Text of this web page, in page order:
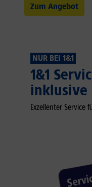
Zum Angebot
NUR BEI 1&1
1&1
inklusive
Exzellenter Service